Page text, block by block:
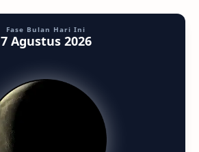
Fase Bulan Hari Ini
7 Agustus 2026